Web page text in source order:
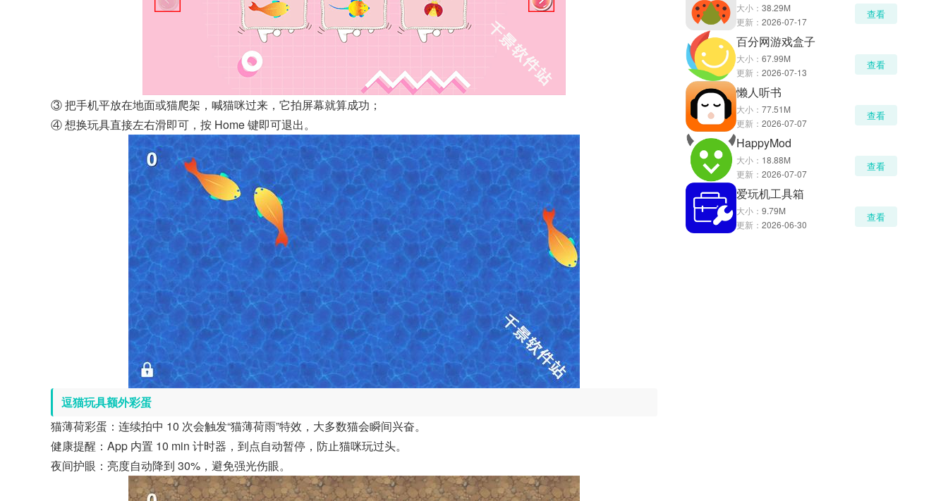
③ 把手机平放在地面或猫爬架，喊猫咪过来，它拍屏幕就算成功；
④ 想换玩具直接左右滑即可，按 Home 键即可退出。
逗猫玩具额外彩蛋
猫薄荷彩蛋：连续拍中 10 次会触发“猫薄荷雨”特效，大多数猫会瞬间兴奋。
健康提醒：App 内置 10 min 计时器，到点自动暂停，防止猫咪玩过头。
夜间护眼：亮度自动降到 30%，避免强光伤眼。
大小： 38.29M
更新： 2026-07-17
查看
百分网游戏盒子
大小： 67.99M
更新： 2026-07-13
查看
懒人听书
大小： 77.51M
更新： 2026-07-07
查看
HappyMod
大小： 18.88M
更新： 2026-07-07
查看
爱玩机工具箱
大小： 9.79M
更新： 2026-06-30
查看